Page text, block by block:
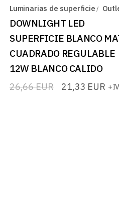
Luminarias de superficie
DOWNLIGHT LED
SUPERFICIE BLANCO
CUADRADO REGULABLE
12W BLANCO CALIDO
26,66EUR
El 21,33 EUR
El